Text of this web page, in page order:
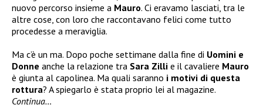
nuovo percorso insieme a Mauro. Ci eravamo lasciati, tra le
altre cose, con loro che raccontavano felici come tutto
procedesse a meraviglia.
Ma c’è un ma. Dopo poche settimane dalla fine di Uomini e
Donne anche la relazione tra Sara Zilli e il cavaliere Mauro
è giunta al capolinea. Ma quali saranno i motivi di questa
rottura? A spiegarlo è stata proprio lei al magazine.
Continua…